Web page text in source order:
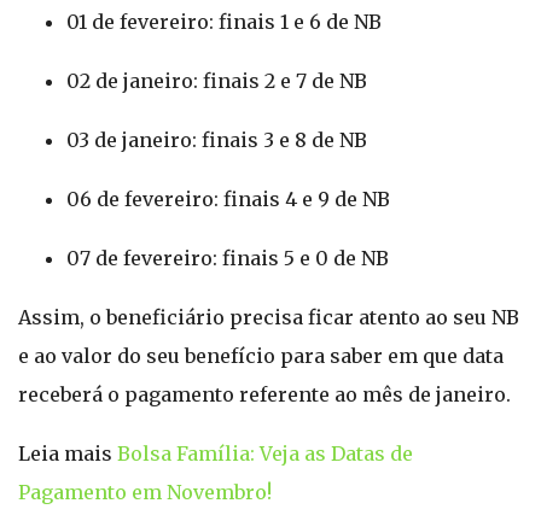
01 de fevereiro: finais 1 e 6 de NB
02 de janeiro: finais 2 e 7 de NB
03 de janeiro: finais 3 e 8 de NB
06 de fevereiro: finais 4 e 9 de NB
07 de fevereiro: finais 5 e 0 de NB
Assim, o beneficiário precisa ficar atento ao seu NB
e ao valor do seu benefício para saber em que data
receberá o pagamento referente ao mês de janeiro.
Leia mais Bolsa Família: Veja as Datas de
Pagamento em Novembro!